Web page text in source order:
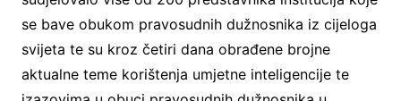
se bave obukom pravosudnih dužnosnika iz cijeloga
svijeta te su kroz četiri dana obrađene brojne
aktualne teme korištenja umjetne inteligencije te